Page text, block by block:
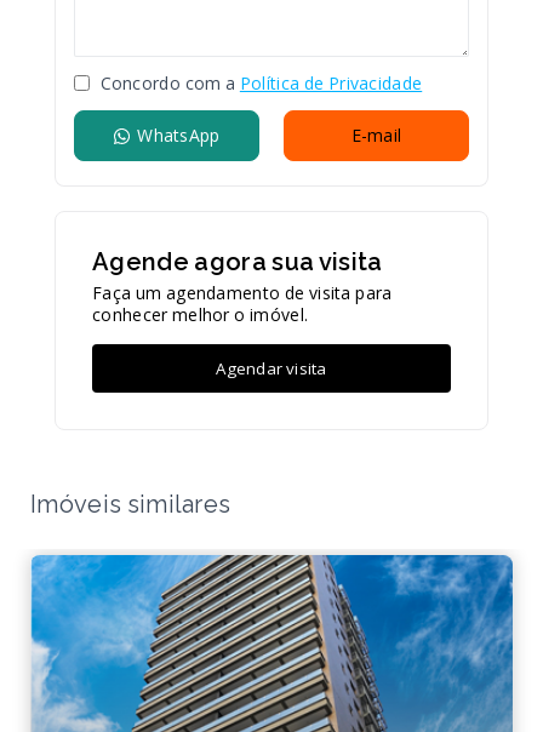
Concordo com a Política de Privacidade
WhatsApp E-mail
Agende agora sua visita
Faça um agendamento de visita para
conhecer melhor o imóvel.
Agendar visita
Imóveis similares